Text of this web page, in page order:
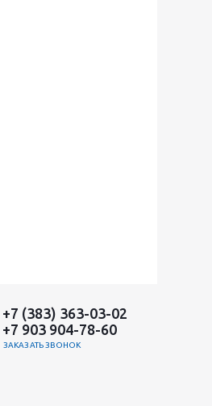
+7 (383) 363-03-02
+7 903 904-78-60
ЗАКАЗАТЬ ЗВОНОК